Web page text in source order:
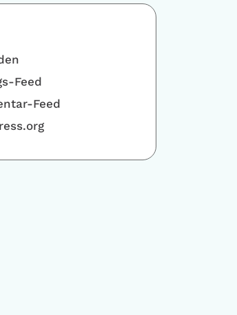
Feed
Feed